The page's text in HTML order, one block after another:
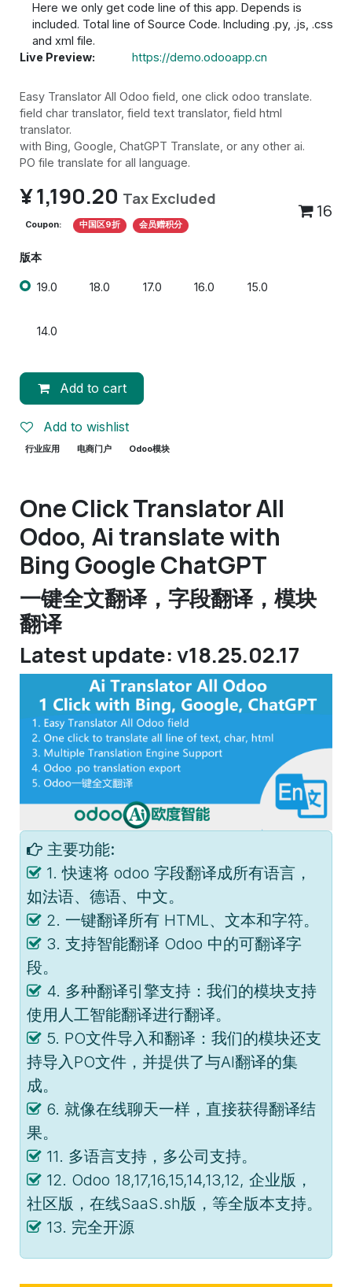
Here we only get code line of this app. Depends is
included. Total line of Source Code. Including .py, .js, .css
and xml file.
Live Preview:
https://demo.odooapp.cn
Easy Translator All Odoo field, one click odoo translate.
field char translator, field text translator, field html
translator.
with Bing, Google, ChatGPT Translate, or any other ai.
PO file translate for all language.
¥1,190.20 Tax Excluded
Coupon: 中国区9折 会员赠积分
16
版本
19.0 18.0 17.0 16.0 15.0
14.0
Add to cart
Add to wishlist
行业应用 电商门户 Odoo模块
One Click Translator All
Odoo, Ai translate with
Bing Google ChatGPT
一键全文翻译，字段翻译，模块
翻译
Latest update: v18.25.02.17
主要功能:
1. 快速将 odoo 字段翻译成所有语言，
如法语、德语、中文。
2. 一键翻译所有 HTML、文本和字符。
3. 支持智能翻译 Odoo 中的可翻译字
段。
4. 多种翻译引擎支持：我们的模块支持
使用人工智能翻译进行翻译。
5. PO文件导入和翻译：我们的模块还支
持导入PO文件，并提供了与AI翻译的集
成。
6. 就像在线聊天一样，直接获得翻译结
果。
11. 多语言支持，多公司支持。
12. Odoo 18,17,16,15,14,13,12, 企业版，
社区版，在线SaaS.sh版，等全版本支持。
13. 完全开源